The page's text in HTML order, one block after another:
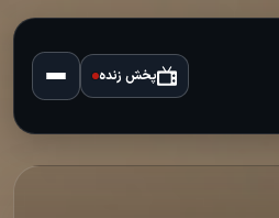
پخش زنده